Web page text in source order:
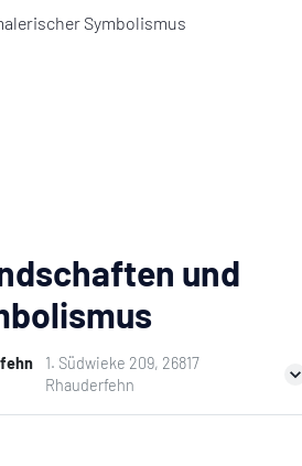
und
1. Südwieke 209, 26817
Rhauderfehn